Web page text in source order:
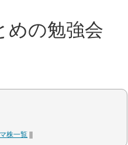
めの勉強会
株一覧